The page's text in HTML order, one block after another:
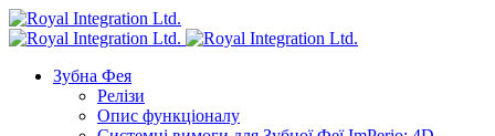
Зубна Фея
Релізи
Опис функціоналу